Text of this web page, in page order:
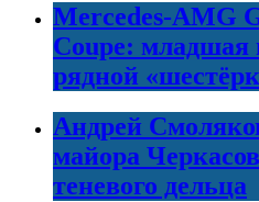
Mercedes-AMG
Coupe: младшая
рядной
Андрей
майора
теневого дельца